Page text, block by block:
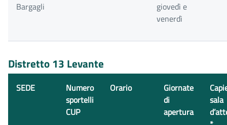
Bargagli
giovedì e
venerdì
Distretto 13 Levante
SEDE
Numero
sportelli
CUP
Orario
Giornate
di
apertura
sala